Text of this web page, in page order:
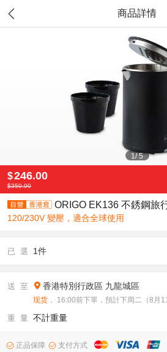
商品詳情
1/5
$246.00
$350.00
ORIGO EK136 不銹鋼旅
120/230V 變壓，適合全球使用
已 選 1件
送 至 香港特別行政區 九龍城區
现货 ， 16:00前下單，預計下周二（8月
重 量 不計重量
正品保障 支付方式